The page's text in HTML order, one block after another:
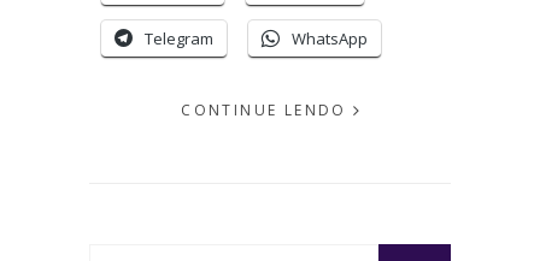
Telegram WhatsApp
CONTINUE LENDO